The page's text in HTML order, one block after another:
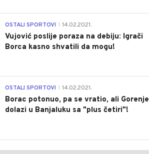
OSTALI SPORTOVI 14.02.2021.
Vujović poslije poraza na debiju: Igrači
Borca kasno shvatili da mogu!
OSTALI SPORTOVI 14.02.2021.
Borac potonuo, pa se vratio, ali Gorenje
dolazi u Banjaluku sa "plus četiri"!